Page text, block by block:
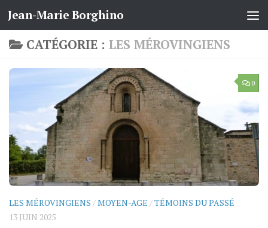
Skip to content
Jean-Marie Borghino
CATÉGORIE : LES MÉROVINGIENS
0
LES MÉROVINGIENS /MOYEN-AGE /TÉMOINS DU PASSÉ
13 JUIN 2025